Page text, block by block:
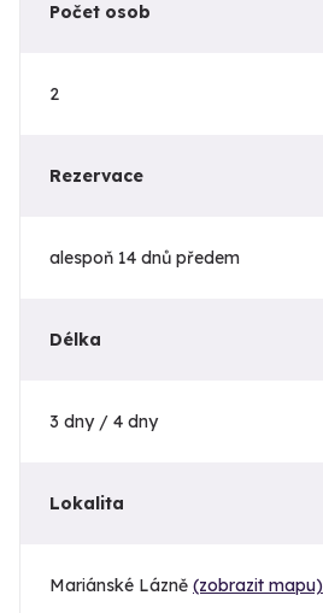
Počet osob
2
Rezervace
alespoň 14 dnů předem
Délka
3 dny / 4 dny
Lokalita
Mariánské Lázně (zobrazit mapu)